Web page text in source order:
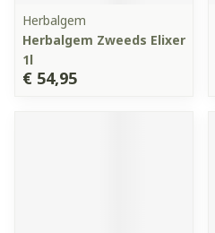
Herbalgem
Herbalgem Zweeds Elixer
1l
€ 54,95